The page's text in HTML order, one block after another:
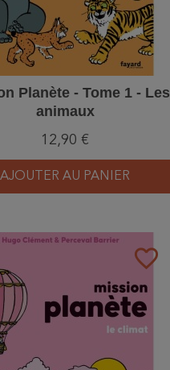
Planète - Tome 1 - Les
animaux
12,90 €
AJOUTER AU PANIER
favorite_border